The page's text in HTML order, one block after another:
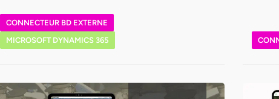
CONNECTEUR BD EXTERNE
MICROSOFT DYNAMICS 365